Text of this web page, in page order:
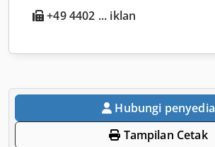
+49 4402 ... iklan
Hubungi penyedia
Tampilan Cetak